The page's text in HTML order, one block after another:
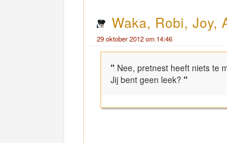
Waka, Robi, Joy,
29 oktober 2012 om 14:46
" Nee, pretnest heeft niets te
Jij bent geen leek? "